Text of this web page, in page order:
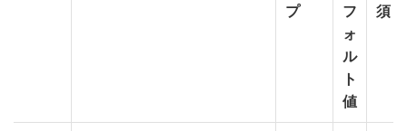
プ
フ
ォ
ル
ト
値
須